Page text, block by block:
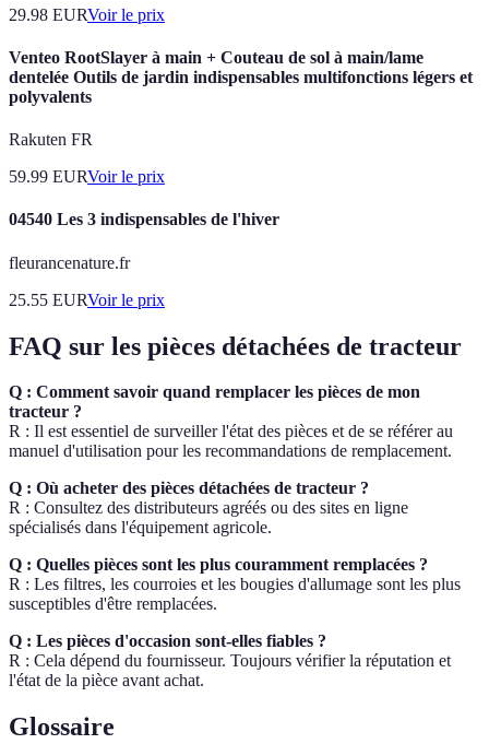
29.98 EURVoir le prix
Venteo RootSlayer à main + Couteau de sol à main/lame
dentelée Outils de jardin indispensables multifonctions légers et
polyvalents
Rakuten FR
59.99 EURVoir le prix
04540 Les 3 indispensables de l'hiver
fleurancenature.fr
25.55 EURVoir le prix
FAQ sur les pièces détachées de tracteur
Q : Comment savoir quand remplacer les pièces de mon
tracteur ?
R : Il est essentiel de surveiller l'état des pièces et de se référer au
manuel d'utilisation pour les recommandations de remplacement.
Q : Où acheter des pièces détachées de tracteur ?
R : Consultez des distributeurs agréés ou des sites en ligne
spécialisés dans l'équipement agricole.
Q : Quelles pièces sont les plus couramment remplacées ?
R : Les filtres, les courroies et les bougies d'allumage sont les plus
susceptibles d'être remplacées.
Q : Les pièces d'occasion sont-elles fiables ?
R : Cela dépend du fournisseur. Toujours vérifier la réputation et
l'état de la pièce avant achat.
Glossaire